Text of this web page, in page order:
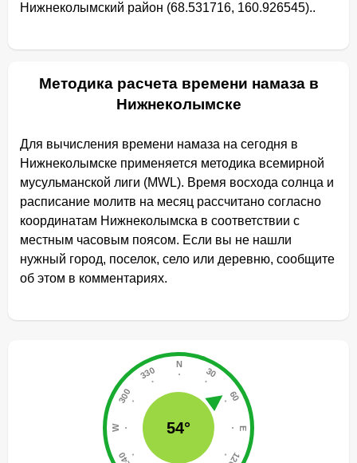
Нижнеколымский район (68.531716, 160.926545)..
Методика расчета времени намаза в
Нижнеколымске
Для вычисления времени намаза на сегодня в
Нижнеколымске применяется методика всемирной
мусульманской лиги (MWL). Время восхода солнца и
расписание молитв на месяц рассчитано согласно
координатам Нижнеколымска в соответствии с
местным часовым поясом. Если вы не нашли
нужный город, поселок, село или деревню, сообщите
об этом в комментариях.
54°